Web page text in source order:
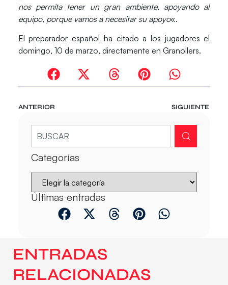
nos permita tener un gran ambiente, apoyando al
equipo, porque vamos a necesitar su apoyo«.
El preparador español ha citado a los jugadores el
domingo, 10 de marzo, directamente en Granollers.
ANTERIOR SIGUIENTE
Categorías
Últimas entradas
ENTRADAS
RELACIONADAS